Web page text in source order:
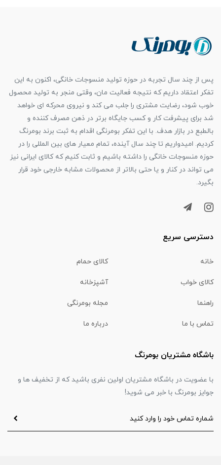
پس از چند سال تجربه در حوزه تولید منسوجات خانگی، اکنون به این
تفکر اعتقاد داریم که نتیجه فعالیت مان، وقتی منجر به تولید محصول
خوب شود، رضایت مشتری را جلب می کند و نیروی محرکه ای خواهد
شد برای پیشرفت کار و کسب جایگاه برتر در ذهن مصرف کننده و
بالطبع در بازار هدف. با این تفکر بومرنگی اقدام به ثبت برند بومرنگ
کردیم. امیدواریم تا چند سال آینده، تمام معیار های بین المللی را در
حوزه منسوجات خانگی را داشته باشیم و ثابت کنیم که کالای ایرانی نیز
می تواند در کنار و یا حتی بالاتر از محصولات مشابه خارجی خود قرار
بگیرد.
دسترسی سریع
خانه کالای حمام
کالای خواب آشپزخانه
راهنما مجله بومرنگی
تماس با ما درباره ما
باشگاه مشتریان بومرنگ
با عضویت در باشگاه مشتریان اولین نفری باشید که از تخفیف ها و
جوایز بومرنگ با خبر می شوید!